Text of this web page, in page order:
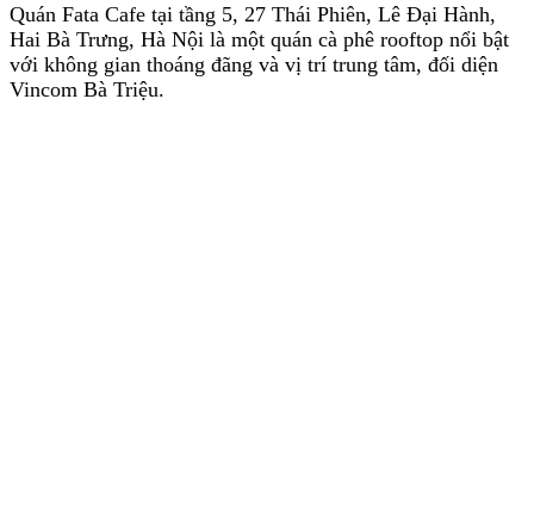
Quán Fata Cafe tại tầng 5, 27 Thái Phiên, Lê Đại Hành,
Hai Bà Trưng, Hà Nội là một quán cà phê rooftop nổi bật
với không gian thoáng đãng và vị trí trung tâm, đối diện
Vincom Bà Triệu.